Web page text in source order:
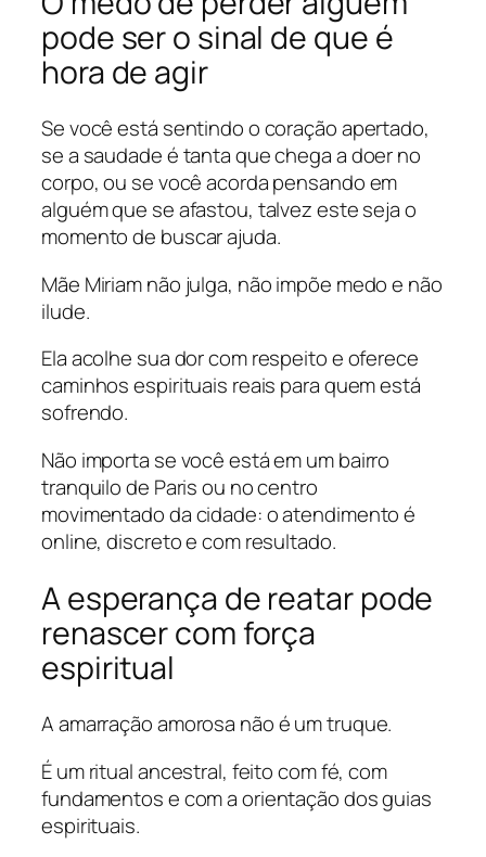
pode ser o sinal de que é
hora de agir
Se você está sentindo o coração apertado,
se a saudade é tanta que chega a doer no
corpo, ou se você acorda pensando em
alguém que se afastou, talvez este seja o
momento de buscar ajuda.
Mãe Miriam não julga, não impõe medo e não
ilude.
Ela acolhe sua dor com respeito e oferece
caminhos espirituais reais para quem está
sofrendo.
Não importa se você está em um bairro
tranquilo de Paris ou no centro
movimentado da cidade: o atendimento é
online, discreto e com resultado.
A esperança de reatar pode
renascer com força
espiritual
A amarração amorosa não é um truque.
É um ritual ancestral, feito com fé, com
fundamentos e com a orientação dos guias
espirituais.